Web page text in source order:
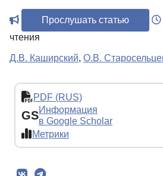
Прослушать статью
чтения
Д.В. Каширский, О.В.
PDF (RUS)
GSИнформация
в Google Scholar
Метрики